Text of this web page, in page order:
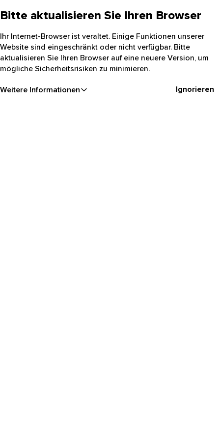
Bitte aktualisieren Sie Ihren Browser
Ihr Internet-Browser ist veraltet. Einige Funktionen unserer
Website sind eingeschränkt oder nicht verfügbar. Bitte
aktualisieren Sie Ihren Browser auf eine neuere Version, um
mögliche Sicherheitsrisiken zu minimieren.
Weitere Informationen Ignorieren